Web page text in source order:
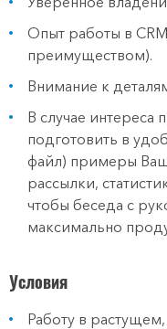
Опыт работы в
преимуществом).
Внимание к
В случае интереса
подготовить в
файл) примеры
рассылки,
чтобы беседа с
максимально
Условия
Работу в